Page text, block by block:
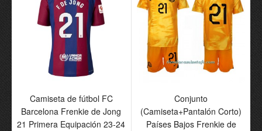
Países Bajos Frenkie de
Jong 21 Segunda
Equipación Euro 2024 -
Hombre
69.55€ 29.90€
Camiseta de fútbol FC
Barcelona Frenkie de Jong
21 Primera Equipación 23-24
Conjunto
(Camiseta+Pantalón Corto)
Países Bajos Frenkie de